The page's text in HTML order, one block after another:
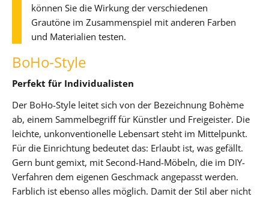
können Sie die Wirkung der verschiedenen
Grautöne im Zusammenspiel mit anderen Farben
und Materialien testen.
BoHo-Style
Perfekt für Individualisten
Der BoHo-Style leitet sich von der Bezeichnung Bohème
ab, einem Sammelbegriff für Künstler und Freigeister. Die
leichte, unkonventionelle Lebensart steht im Mittelpunkt.
Für die Einrichtung bedeutet das: Erlaubt ist, was gefällt.
Gern bunt gemixt, mit Second-Hand-Möbeln, die im DIY-
Verfahren dem eigenen Geschmack angepasst werden.
Farblich ist ebenso alles möglich. Damit der Stil aber nicht